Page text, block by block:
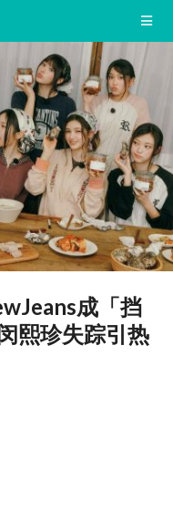
成「挡
熙珍失踪引热